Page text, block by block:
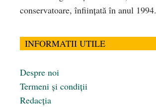
conservatoare, înfiinţată în anul 1994.
INFORMATII UTILE
Despre noi
Termeni și condiții
Redacția